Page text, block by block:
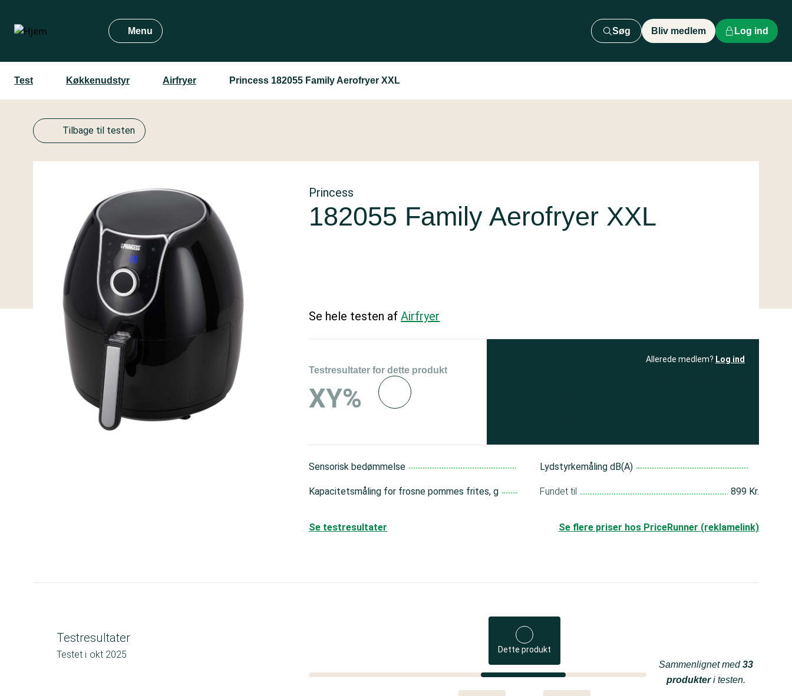
hovedindhold
Menu Søg Bliv medlem Log ind
Test Køkkenudstyr Airfryer Princess 182055 Family Aerofryer XXL
Tilbage til testen
Princess
182055 Family Aerofryer XXL
Se hele testen afAirfryer
Testresultater for dette produkt
XY%
Allerede medlem? Log ind
Sensorisk bedømmelse
Kapacitetsmåling for frosne pommes frites, g
Lydstyrkemåling dB(A)
Fundet til 899 Kr.
Se flere priser hos PriceRunner (reklamelink)
Se testresultater
Testresultater
Testet i okt 2025 Dette produkt
Sammenlignet med33
produkteri testen.